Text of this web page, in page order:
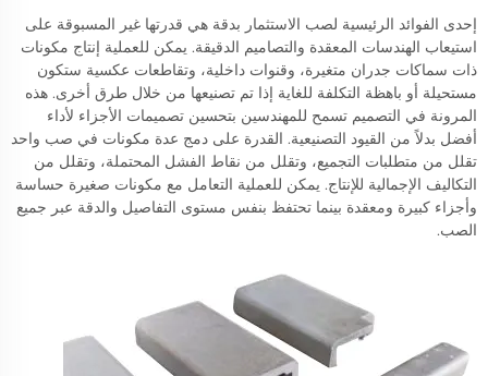
إحدى الفوائد الرئيسية لصب الاستثمار بدقة هي قدرتها غير المسبوقة على
استيعاب الهندسات المعقدة والتصاميم الدقيقة. يمكن للعملية إنتاج مكونات
ذات سماكات جدران متغيرة، وقنوات داخلية، وتقاطعات عكسية ستكون
مستحيلة أو باهظة التكلفة للغاية إذا تم تصنيعها من خلال طرق أخرى. هذه
المرونة في التصميم تسمح للمهندسين بتحسين تصميمات الأجزاء لأداء
أفضل بدلاً من القيود التصنيعية. القدرة على دمج عدة مكونات في صب واحد
تقلل من متطلبات التجميع، وتقلل من نقاط الفشل المحتملة، وتقلل من
التكاليف الإجمالية للإنتاج. يمكن للعملية التعامل مع مكونات صغيرة حساسة
وأجزاء كبيرة ومعقدة بينما تحتفظ بنفس مستوى التفاصيل والدقة عبر جميع
الصب.